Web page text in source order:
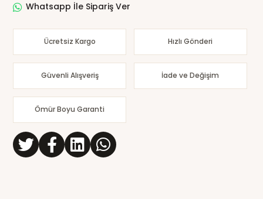
Whatsapp İle Sipariş Ver
Ücretsiz Kargo Hızlı Gönderi
Güvenli Alışveriş İade ve Değişim
Ömür Boyu Garanti